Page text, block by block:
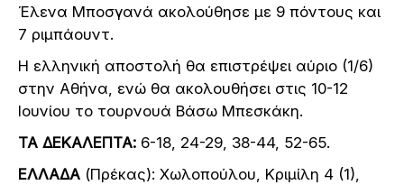
Έλενα Μποσγανά ακολούθησε με 9 πόντους και
7 ριμπάουντ.
Η ελληνική αποστολή θα επιστρέψει αύριο (1/6)
στην Αθήνα, ενώ θα ακολουθήσει στις 10-12
Ιουνίου το τουρνουά Βάσω Μπεσκάκη.
ΤΑ ΔΕΚΑΛΕΠΤΑ: 6-18, 24-29, 38-44, 52-65.
ΕΛΛΑΔΑ (Πρέκας): Χωλοπούλου, Κριμίλη 4 (1),